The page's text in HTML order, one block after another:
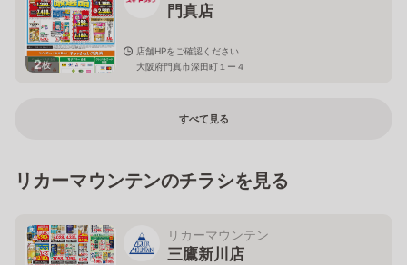
2枚
門真店
店舗HPをご確認ください
大阪府門真市深田町１ー４
すべて見る
リカーマウンテンのチラシを見る
リカーマウンテン
三鷹新川店